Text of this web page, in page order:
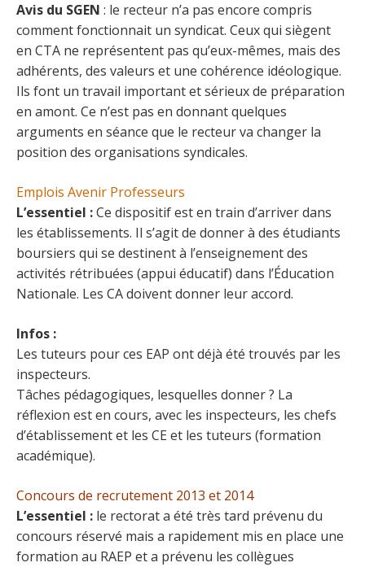
Avis du SGEN : le recteur n’a pas encore compris
comment fonctionnait un syndicat. Ceux qui siègent
en CTA ne représentent pas qu’eux-mêmes, mais des
adhérents, des valeurs et une cohérence idéologique.
Ils font un travail important et sérieux de préparation
en amont. Ce n’est pas en donnant quelques
arguments en séance que le recteur va changer la
position des organisations syndicales.
Emplois Avenir Professeurs
L’essentiel :Ce dispositif est en train d’arriver dans
les établissements. Il s’agit de donner à des étudiants
boursiers qui se destinent à l’enseignement des
activités rétribuées (appui éducatif) dans l’Éducation
Nationale. Les CA doivent donner leur accord.
Infos :
Les tuteurs pour ces EAP ont déjà été trouvés par les
inspecteurs.
Tâches pédagogiques, lesquelles donner ? La
réflexion est en cours, avec les inspecteurs, les chefs
d’établissement et les CE et les tuteurs (formation
académique).
Concours de recrutement 2013 et 2014
L’essentiel : le rectorat a été très tard prévenu du
concours réservé mais a rapidement mis en place une
formation au RAEP et a prévenu les collègues